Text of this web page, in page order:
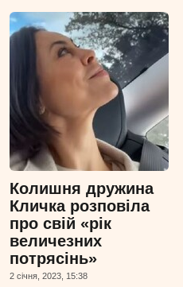
Колишня дружина
Кличка розповіла
про свій «рік
величезних
потрясінь»
2 сiчня, 2023, 15:38